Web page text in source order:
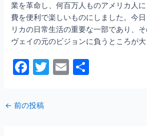
業を革命し、何百万人ものアメリカ人
費を便利で楽しいものにしました。今
リカの日常生活の重要な一部であり、
ヴェイの元のビジョンに負うところが大
F
c
e
T
E
← 前の投稿